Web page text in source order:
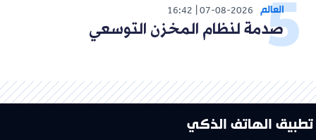
العالم 07-08-2026
16:42
صدمة لنظام المخزن التوسعي
تطبيق الهاتف الذكي